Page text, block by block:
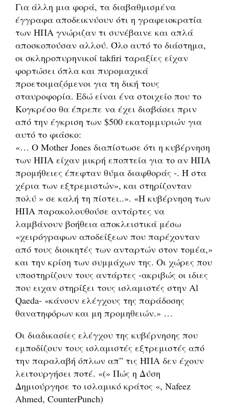
Για άλλη μια φορά, τα διαβαθμισμένα
έγγραφα αποδεικνύουν ότι η γραφειοκρατία
των ΗΠΑ γνώριζαν τι συνέβαινε και απλά
αποσκοπούσαν αλλού. Όλο αυτό το διάστημα,
οι σκληροπυρηνικοί takfiri ταραξίες είχαν
φορτώσει όπλα και πυρομαχικά
προετοιμαζόμενοι για τη δική τους
σταυροφορία. Εδώ είναι ένα στοιχείο που το
Κογκρέσο θα έπρεπε να έχει διαβάσει πριν
από την έγκριση των $500 εκατομμυριών για
αυτό το φιάσκο:
«… Ο Mother Jones διαπίστωσε ότι η κυβέρνηση
των ΗΠΑ είχαν μικρή εποπτεία για το αν ΗΠΑ
προμήθειες έπεφταν θύμα διαφθοράς -. Ή στα
χέρια των εξτρεμιστών», και στηρίζονταν
πολύ » σε καλή τη πίστει..». «Η κυβέρνηση των
ΗΠΑ παρακολουθούσε αντάρτες να
λαμβάνουν βοήθεια αποκλειστικά μέσω
«χειρόγραφων αποδείξεων που παρέχονταν
από τους διοικητές των ανταρτών στον τομέα,»
και την κρίση των συμμάχων της. Οι χώρες που
υποστηρίζουν τους αντάρτες -ακριβώς οι ιδιες
που ειχαν στηρίξει τους ισλαμιστές στην Al
Qaeda- «κάνουν ελέγχους της παράδοσης
θανατηφόρων και μη προμηθειών.» …
Οι διαδικασίες ελέγχου της κυβέρνησης που
εμποδίζουν τους ισλαμιστές εξτρεμιστές από
την παραλαβή όπλων απ” τις ΗΠΑ δεν έχουν
λειτουργήσει ποτέ. «(» Πώς η Δύση
Δημιούργησε το ισλαμικό κράτος «, Nafeez
Ahmed, CounterPunch)